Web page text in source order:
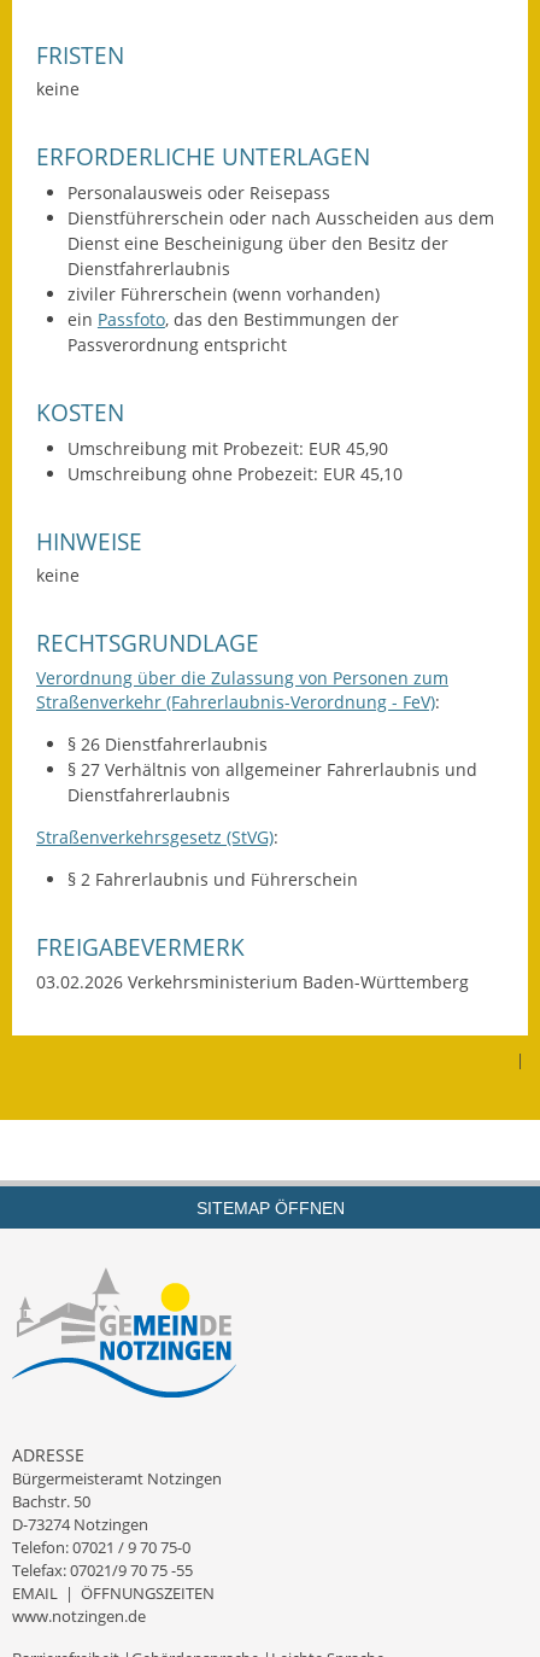
Sitzungsberichte 2016
Sitzungsberichte 2017
Sitzungsberichte 2018
Sitzungsberichte 2020
Abwassergebühr
Haushaltspläne
Jahresabschlüsse
Wasserversorgung
Mitarbeiter
Was erledige ich wo?
FRISTEN
keine
ERFORDERLICHE UNTERLAGEN
Personalausweis oder Reisepass
Dienstführerschein oder nach Ausscheiden aus dem
Dienst eine Bescheinigung über den Besitz der
Dienstfahrerlaubnis
ziviler Führerschein (wenn vorhanden)
ein Passfoto, das den Bestimmungen der
Passverordnung entspricht
KOSTEN
Umschreibung mit Probezeit: EUR 45,90
Umschreibung ohne Probezeit: EUR 45,10
HINWEISE
keine
RECHTSGRUNDLAGE
Verordnung über die Zulassung von Personen zum
Straßenverkehr (Fahrerlaubnis-Verordnung - FeV):
§ 26 Dienstfahrerlaubnis
§ 27 Verhältnis von allgemeiner Fahrerlaubnis und
Dienstfahrerlaubnis
Straßenverkehrsgesetz (StVG):
§ 2 Fahrerlaubnis und Führerschein
FREIGABEVERMERK
03.02.2026 Verkehrsministerium Baden-Württemberg
|
SITEMAP ÖFFNEN
ADRESSE
Bürgermeisteramt Notzingen
Bachstr. 50
D-73274 Notzingen
Telefon: 07021 / 9 70 75-0
Telefax: 07021/9 70 75 -55
EMAIL | ÖFFNUNGSZEITEN
www.notzingen.de